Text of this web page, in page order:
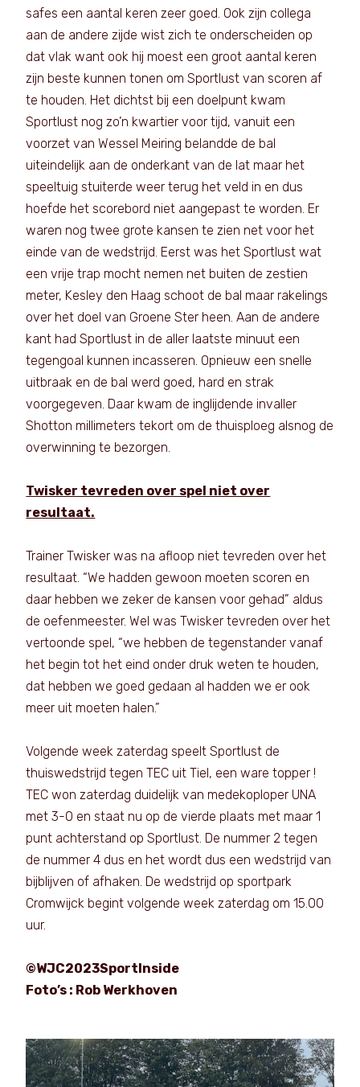
safes een aantal keren zeer goed. Ook zijn collega
aan de andere zijde wist zich te onderscheiden op
dat vlak want ook hij moest een groot aantal keren
zijn beste kunnen tonen om Sportlust van scoren af
te houden. Het dichtst bij een doelpunt kwam
Sportlust nog zo’n kwartier voor tijd, vanuit een
voorzet van Wessel Meiring belandde de bal
uiteindelijk aan de onderkant van de lat maar het
speeltuig stuiterde weer terug het veld in en dus
hoefde het scorebord niet aangepast te worden. Er
waren nog twee grote kansen te zien net voor het
einde van de wedstrijd. Eerst was het Sportlust wat
een vrije trap mocht nemen net buiten de zestien
meter, Kesley den Haag schoot de bal maar rakelings
over het doel van Groene Ster heen. Aan de andere
kant had Sportlust in de aller laatste minuut een
tegengoal kunnen incasseren. Opnieuw een snelle
uitbraak en de bal werd goed, hard en strak
voorgegeven. Daar kwam de inglijdende invaller
Shotton millimeters tekort om de thuisploeg alsnog de
overwinning te bezorgen.
Twisker tevreden over spel niet over
resultaat.
Trainer Twisker was na afloop niet tevreden over het
resultaat. “We hadden gewoon moeten scoren en
daar hebben we zeker de kansen voor gehad” aldus
de oefenmeester. Wel was Twisker tevreden over het
vertoonde spel, “we hebben de tegenstander vanaf
het begin tot het eind onder druk weten te houden,
dat hebben we goed gedaan al hadden we er ook
meer uit moeten halen.”
Volgende week zaterdag speelt Sportlust de
thuiswedstrijd tegen TEC uit Tiel, een ware topper !
TEC won zaterdag duidelijk van medekoploper UNA
met 3-0 en staat nu op de vierde plaats met maar 1
punt achterstand op Sportlust. De nummer 2 tegen
de nummer 4 dus en het wordt dus een wedstrijd van
bijblijven of afhaken. De wedstrijd op sportpark
Cromwijck begint volgende week zaterdag om 15.00
uur.
©WJC2023SportInside
Foto’s : Rob Werkhoven